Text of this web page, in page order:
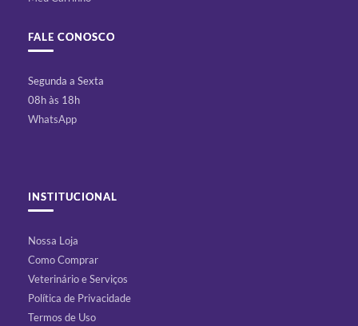
FALE CONOSCO
Segunda a Sexta
08h às 18h
WhatsApp
INSTITUCIONAL
Nossa Loja
Como Comprar
Veterinário e Serviços
Política de Privacidade
Termos de Uso